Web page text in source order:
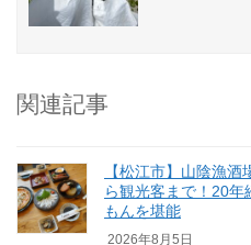
関連記事
【松江市】山陰漁
ら観光客まで！20
もんを堪能
2026年8月5日